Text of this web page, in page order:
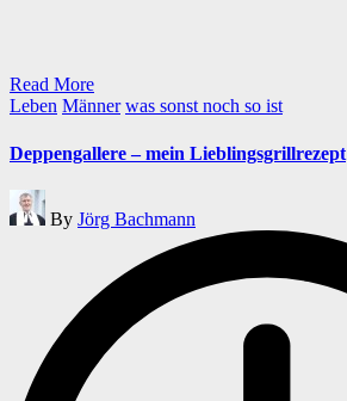
Read More
Posted
Leben Männer was sonst noch so ist
Deppengallere – mein Lieblingsgrillrezept
Posted
by
By Jörg Bachmann